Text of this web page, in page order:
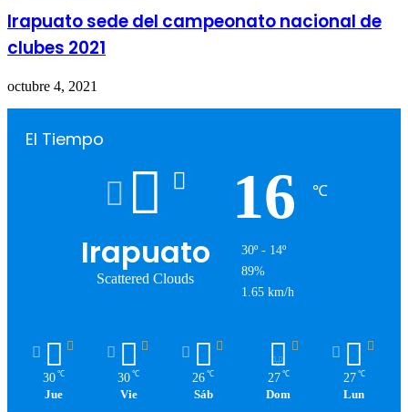
Irapuato sede del campeonato nacional de
clubes 2021
octubre 4, 2021
El Tiempo
Irapuato
Scattered Clouds
16 ℃
30º - 14º
89%
1.65 km/h
30 ℃
Jue
30 ℃
Vie
26 ℃
Sáb
27 ℃
Dom
27 ℃
Lun